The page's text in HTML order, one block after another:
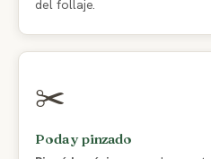
del follaje.
✂️
Poda y pinzado